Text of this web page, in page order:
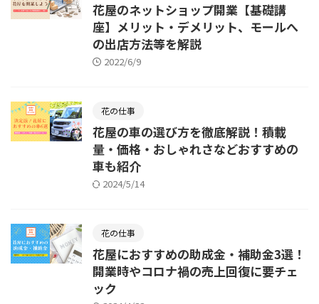
花屋のネットショップ開業【基礎講
座】メリット・デメリット、モールへ
の出店方法等を解説
2022/6/9
花の仕事
花屋の車の選び方を徹底解説！積載
量・価格・おしゃれさなどおすすめの
車も紹介
2024/5/14
花の仕事
花屋におすすめの助成金・補助金3選！
開業時やコロナ禍の売上回復に要チェ
ック